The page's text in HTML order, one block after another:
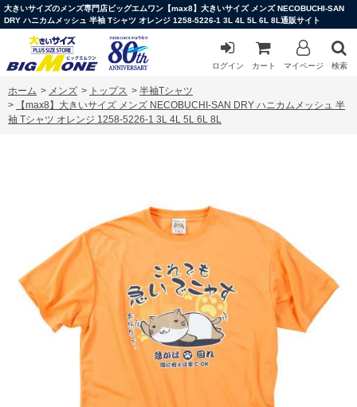
大きいサイズのメンズ専門店ビッグエムワン【max8】大きいサイズ メンズ NECOBUCHI-SAN
DRY ハニカムメッシュ 半袖 Tシャツ オレンジ 1258-5226-1 3L 4L 5L 6L 8L通販サイト
ログイン カート マイページ 検索
ホーム > メンズ > トップス > 半袖Tシャツ
>
【max8】大きいサイズ メンズ NECOBUCHI-SAN DRY ハニカムメッシュ 半
袖 Tシャツ オレンジ 1258-5226-1 3L 4L 5L 6L 8L